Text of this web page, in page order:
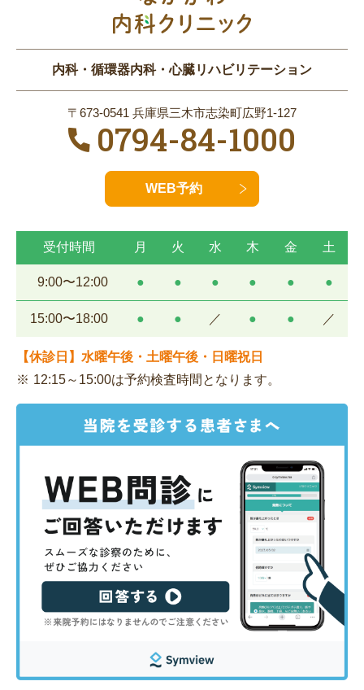
内科・循環器内科・心臓リハビリテーション
〒673-0541 兵庫県三木市志染町広野1-127
0794-84-1000
WEB予約
受付時間 月 火 水 木 金 土
9:00〜12:00 ● ● ● ● ● ●
15:00〜18:00 ● ● ／ ● ● ／
【休診日】水曜午後・土曜午後・日曜祝日
12:15～15:00は予約検査時間となります。